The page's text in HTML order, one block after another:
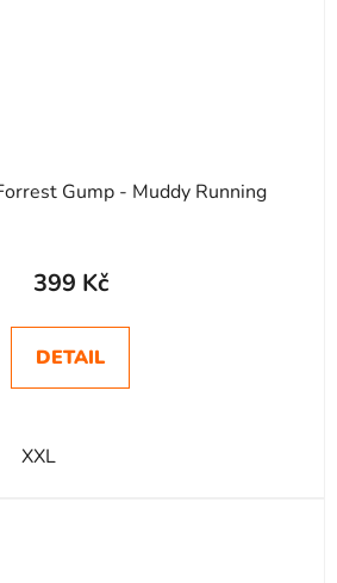
Gump - Muddy Running
399 Kč
DETAIL
XXL